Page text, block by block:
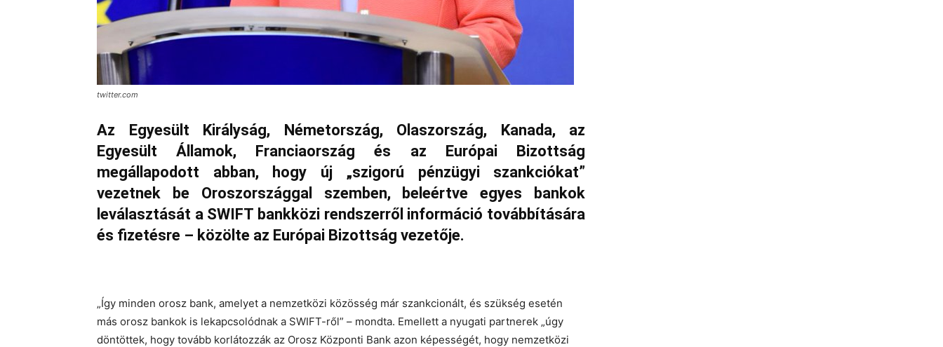
twitter.com
Az Egyesült Királyság, Németország, Olaszország, Kanada, az
Egyesült Államok, Franciaország és az Európai Bizottság
megállapodott abban, hogy új „szigorú pénzügyi szankciókat”
vezetnek be Oroszországgal szemben, beleértve egyes bankok
leválasztását a SWIFT bankközi rendszerről információ továbbítására
és fizetésre – közölte az Európai Bizottság vezetője.
„Így minden orosz bank, amelyet a nemzetközi közösség már szankcionált, és szükség esetén
más orosz bankok is lekapcsolódnak a SWIFT-ről” – mondta. Emellett a nyugati partnerek „úgy
döntöttek, hogy tovább korlátozzák az Orosz Központi Bank azon képességét, hogy nemzetközi